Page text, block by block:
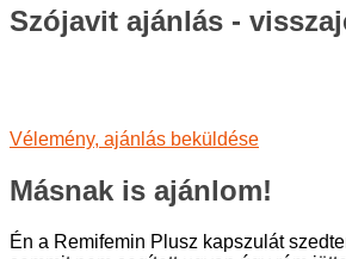
Szójavit ajánlás -
Vélemény, ajánlás beküldése
Másnak is ajánlom!
Én a Remifemin Plusz kapszulát